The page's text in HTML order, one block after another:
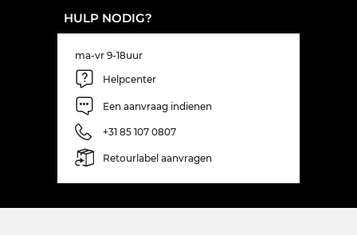
HULP NODIG?
ma-vr 9-18uur
Helpcenter
Een aanvraag indienen
+31 85 107 0807
Retourlabel aanvragen